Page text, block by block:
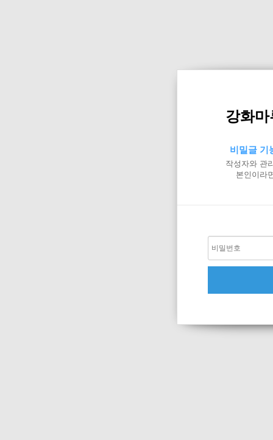
강화
비밀글 기
작성자와 관
본인이라